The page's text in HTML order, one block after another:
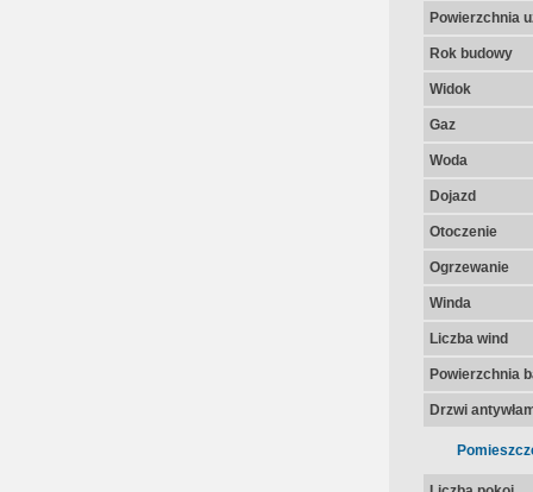
Powierzchnia
Rok budowy
Widok
Gaz
Woda
Dojazd
Otoczenie
Ogrzewanie
Winda
Liczba wind
Powierzchnia
Drzwi